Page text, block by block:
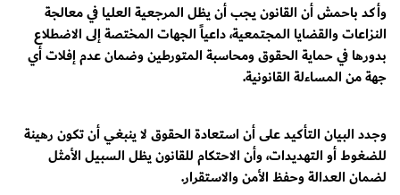
وأكد باحمش أن القانون يجب أن يظل المرجعية العليا في معالجة
النزاعات والقضايا المجتمعية، داعياً الجهات المختصة إلى الاضطلاع
بدورها في حماية الحقوق ومحاسبة المتورطين وضمان عدم إفلات أي
جهة من المساءلة القانونية.
وجدد البيان التأكيد على أن استعادة الحقوق لا ينبغي أن تكون رهينة
للضغوط أو التهديدات، وأن الاحتكام للقانون يظل السبيل الأمثل
لضمان العدالة وحفظ الأمن والاستقرار.